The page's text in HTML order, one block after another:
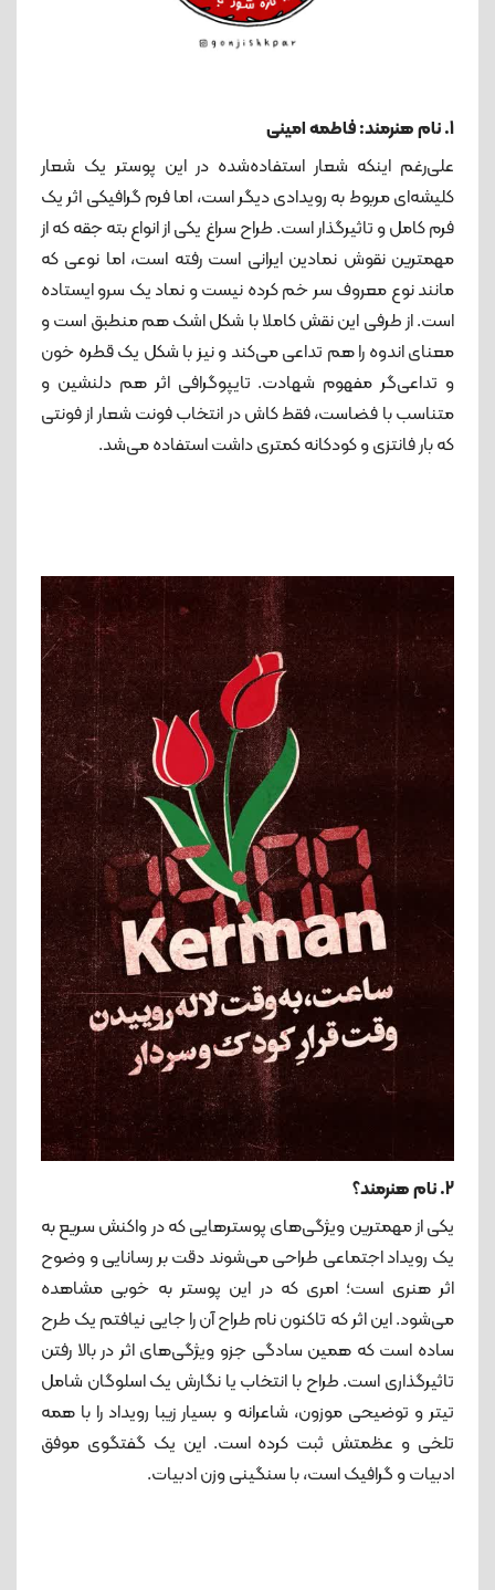
1. نام هنرمند: فاطمه امینی
علی‌رغم اینکه شعار استفاده‌شده در این پوستر یک شعار
کلیشه‌ای مربوط به رویدادی دیگر است، اما فرم گرافیکی اثر یک
فرم کامل و تاثیرگذار است. طراح سراغ یکی از انواع بته جقه که از
مهمترین نقوش نمادین ایرانی است رفته است، اما نوعی که
مانند نوع معروف سر خم کرده نیست و نماد یک سرو ایستاده
است. از طرفی این نقش کاملا با شکل اشک هم منطبق است و
معنای اندوه را هم تداعی می‌کند و نیز با شکل یک قطره خون
و تداعی‌گر مفهوم شهادت. تایپوگرافی اثر هم دلنشین و
متناسب با فضاست، فقط کاش در انتخاب فونت شعار از فونتی
که بار فانتزی و کودکانه کمتری داشت استفاده می‌شد.
2. نام هنرمند؟
یکی از مهمترین ویژگی‌های پوسترهایی که در واکنش سریع به
یک رویداد اجتماعی طراحی می‌شوند دقت بر رسانایی و وضوح
اثر هنری است؛ امری که در این پوستر به خوبی مشاهده
می‌شود. این اثر که تاکنون نام طراح آن را جایی نیافتم یک طرح
ساده است که همین سادگی جزو ویژگی‌های اثر در بالا رفتن
تاثیرگذاری است. طراح با انتخاب یا نگارش یک اسلوگان شامل
تیتر و توضیحی موزون، شاعرانه و بسیار زیبا رویداد را با همه
تلخی و عظمتش ثبت کرده است. این یک گفتگوی موفق
ادبیات و گرافیک است، با سنگینی وزن ادبیات.